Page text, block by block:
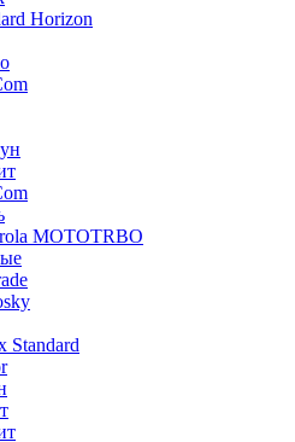
Horizon
MOTOTRBO
Standard